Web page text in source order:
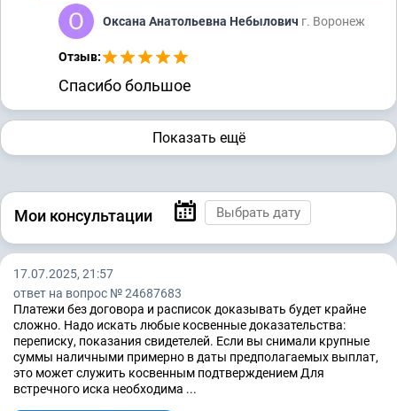
Оксана Анатольевна Небылович г. Воронеж
Отзыв:
Спасибо большое
Показать ещё
Мои консультации
17.07.2025, 21:57
ответ на вопрос № 24687683
Платежи без договора и расписок доказывать будет крайне
сложно. Надо искать любые косвенные доказательства:
переписку, показания свидетелей. Если вы снимали крупные
суммы наличными примерно в даты предполагаемых выплат,
это может служить косвенным подтверждением Для
встречного иска необходима ...